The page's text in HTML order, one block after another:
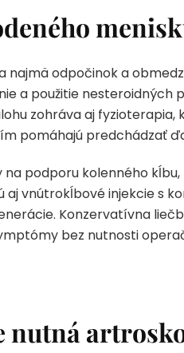
odpočinok a
a použitie nesteroidných
zohráva aj fyzioterapia,
pomáhajú predchádzať
podporu kolenného
vnútrokĺbové injekcie s
Konzervatívna
bez nutnosti
nutná